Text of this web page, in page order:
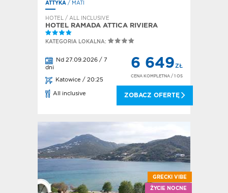
ATTYKA / MATI
HOTEL / ALL INCLUSIVE
HOTEL RAMADA ATTICA RIVIERA
KATEGORIA LOKALNA:
Nd 27.09.2026 / 7
dni
Katowice / 20:25
All inclusive
6 649ZŁ
CENA KOMPLETNA / 1 OS
ZOBACZ OFERTĘ
GRECKI VIBE
ŻYCIE NOCNE